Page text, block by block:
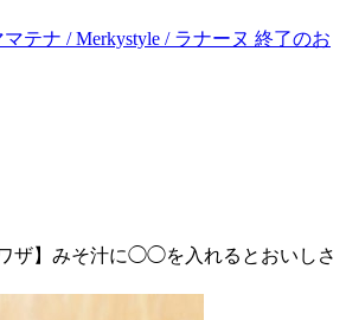
マテナ / Merkystyle / ラナーヌ 終了のお
ザ】みそ汁に◯◯を入れるとおいしさ